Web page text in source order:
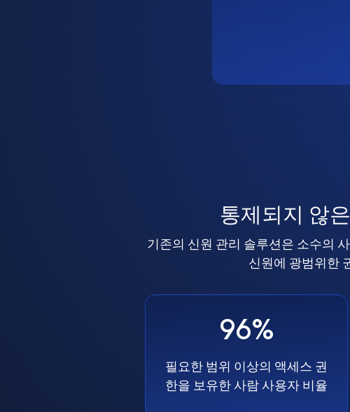
통제되지 않은
기존의 신원 관리 솔루션은 소수의
신원에 광범위한
96%
필요한 범위 이상의 액세스 권
한을 보유한 사람 사용자 비율